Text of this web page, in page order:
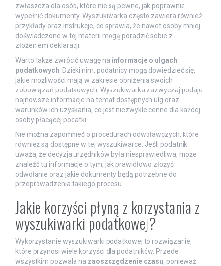
zwłaszcza dla osób, które nie są pewne, jak poprawnie
wypełnić dokumenty. Wyszukiwarka często zawiera również
przykłady oraz instrukcje, co sprawia, że nawet osoby mniej
doświadczone w tej materii mogą poradzić sobie z
złożeniem deklaracji.
Warto także zwrócić uwagę na informacje o ulgach
podatkowych . Dzięki nim, podatnicy mogą dowiedzieć się,
jakie możliwości mają w zakresie obniżenia swoich
zobowiązań podatkowych. Wyszukiwarka zazwyczaj podaje
najnowsze informacje na temat dostępnych ulg oraz
warunków ich uzyskania, co jest niezwykle cenne dla każdej
osoby płacącej podatki.
Nie można zapomnieć o procedurach odwoławczych, które
również są dostępne w tej wyszukiwarce. Jeśli podatnik
uważa, że decyzja urzędników była niesprawiedliwa, może
znaleźć tu informacje o tym, jak prawidłowo złożyć
odwołanie oraz jakie dokumenty będą potrzebne do
przeprowadzenia takiego procesu.
Jakie korzyści płyną z korzystania z
wyszukiwarki podatkowej?
Wykorzystanie wyszukiwarki podatkowej to rozwiązanie,
które przynosi wiele korzyści dla podatników. Przede
wszystkim pozwala na zaoszczędzenie czasu, ponieważ